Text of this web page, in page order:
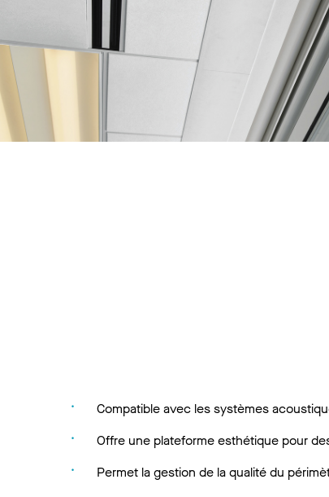
Compatible avec les systèmes
Offre une plateforme esthétique pour
Permet la gestion de la qualité du